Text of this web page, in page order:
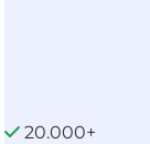
20.000+